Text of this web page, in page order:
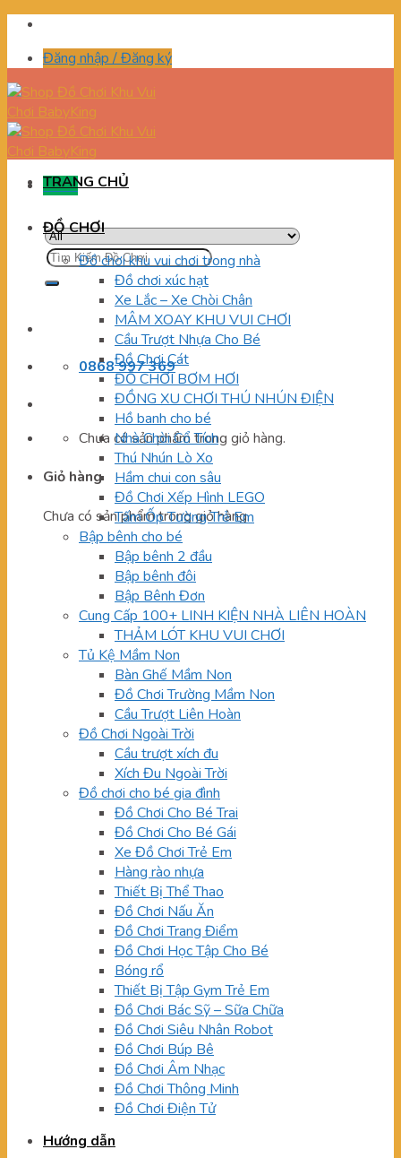
Skip
contentĐăng nhập / Đăng ký
Menu
Tìm
kiếm:
0868 997 369
Chưa có sản phẩm trong giỏ hàng.
Giỏ hàng
Chưa có sản phẩm trong giỏ hàng.
TRANG CHỦ
ĐỒ CHƠI
Đồ chơi khu vui chơi trong nhà
Đồ chơi xúc hạt
Xe Lắc – Xe Chòi Chân
MÂM XOAY KHU VUI CHƠI
Cầu Trượt Nhựa Cho Bé
Đồ Chơi Cát
ĐỒ CHƠI BƠM HƠI
ĐỒNG XU CHƠI THÚ NHÚN ĐIỆN
Hồ banh cho bé
Nhà Chòi Cổ Tích
Thú Nhún Lò Xo
Hầm chui con sâu
Đồ Chơi Xếp Hình LEGO
Tấm Ốp Tường Trẻ Em
Bập bênh cho bé
Bập bênh 2 đầu
Bập bênh đôi
Bập Bênh Đơn
Cung Cấp 100+ LINH KIỆN NHÀ LIÊN HOÀN
THẢM LÓT KHU VUI CHƠI
Tủ Kệ Mầm Non
Bàn Ghế Mầm Non
Đồ Chơi Trường Mầm Non
Cầu Trượt Liên Hoàn
Đồ Chơi Ngoài Trời
Cầu trượt xích đu
Xích Đu Ngoài Trời
Đồ chơi cho bé gia đình
Đồ Chơi Cho Bé Trai
Đồ Chơi Cho Bé Gái
Xe Đồ Chơi Trẻ Em
Hàng rào nhựa
Thiết Bị Thể Thao
Đồ Chơi Nấu Ăn
Đồ Chơi Trang Điểm
Đồ Chơi Học Tập Cho Bé
Bóng rổ
Thiết Bị Tập Gym Trẻ Em
Đồ Chơi Bác Sỹ – Sữa Chữa
Đồ Chơi Siêu Nhân Robot
Đồ Chơi Búp Bê
Đồ Chơi Âm Nhạc
Đồ Chơi Thông Minh
Đồ Chơi Điện Tử
Hướng dẫn